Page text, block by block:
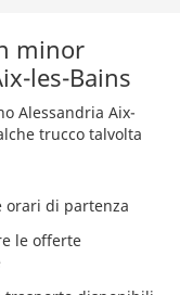
minor
les-Bains
Alessandria Aix-
trucco talvolta
orari di partenza
le offerte